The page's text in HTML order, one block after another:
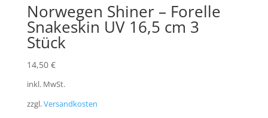
Norwegen Shiner – Forelle
Snakeskin UV 16,5 cm 3
Stück
14,50 €
inkl. MwSt.
zzgl.Versandkosten